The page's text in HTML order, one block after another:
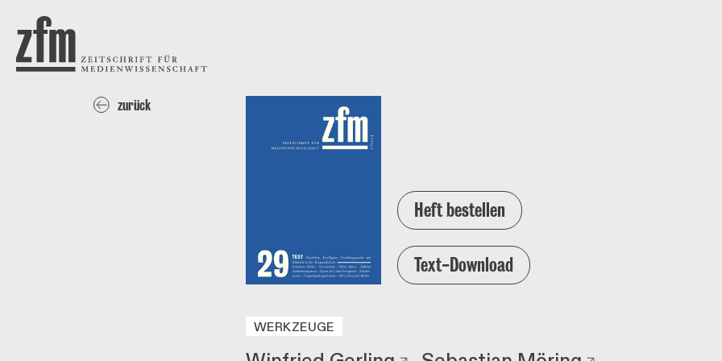
ZEITSCHRIFT FÜR
MEDIENWISSENSCHAFT
zurück
Heft bestellen
Text-Download
WERKZEUGE